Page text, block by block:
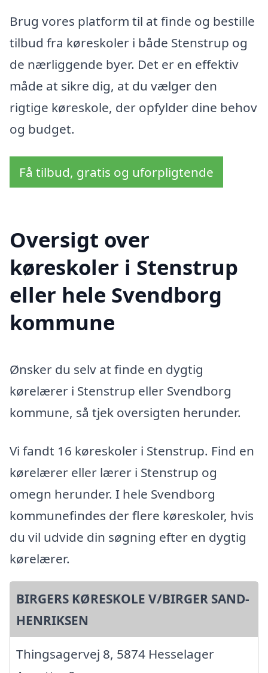
Brug vores platform til at finde og bestille
tilbud fra køreskoler i både Stenstrup og
de nærliggende byer. Det er en effektiv
måde at sikre dig, at du vælger den
rigtige køreskole, der opfylder dine behov
og budget.
Få tilbud, gratis og uforpligtende
Oversigt over
køreskoler i Stenstrup
eller hele Svendborg
kommune
Ønsker du selv at finde en dygtig
kørelærer i Stenstrup eller Svendborg
kommune, så tjek oversigten herunder.
Vi fandt 16 køreskoler i Stenstrup. Find en
kørelærer eller lærer i Stenstrup og
omegn herunder. I hele Svendborg
kommunefindes der flere køreskoler, hvis
du vil udvide din søgning efter en dygtig
kørelærer.
BIRGERS KØRESKOLE V/BIRGER SAND-
HENRIKSEN
Thingsagervej 8, 5874 Hesselager